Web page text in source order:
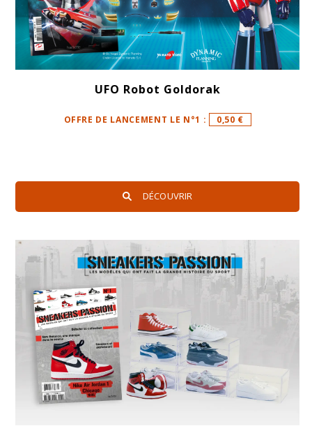
UFO Robot Goldorak
OFFRE DE LANCEMENT LE N°1 : 0,50 €
DÉCOUVRIR